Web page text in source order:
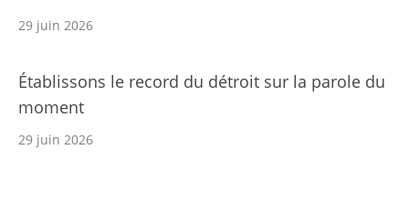
29 juin 2026
Établissons le record du détroit sur la parole du
moment
29 juin 2026